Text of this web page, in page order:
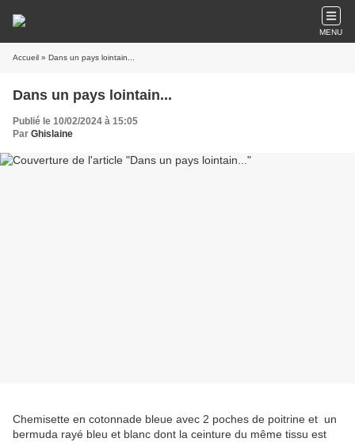
MENU
Accueil » Dans un pays lointain...
Dans un pays lointain...
Publié le 10/02/2024 à 15:05
Par Ghislaine
Chemisette en cotonnade bleue avec 2 poches de poitrine et un
bermuda rayé bleu et blanc dont la ceinture du même tissu est